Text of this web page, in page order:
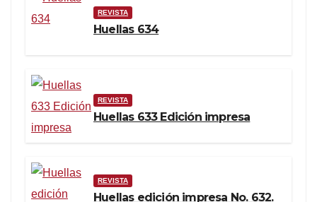
REVISTA
Huellas 634
REVISTA
Huellas 633 Edición impresa
REVISTA
Huellas edición impresa No. 632.